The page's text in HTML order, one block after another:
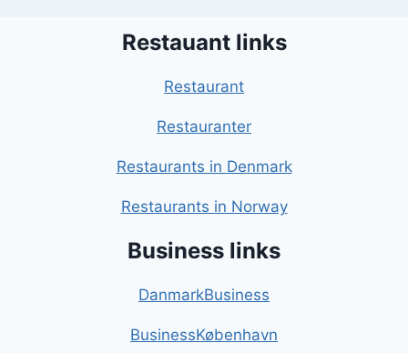
Restauant links
Restaurant
Restauranter
Restaurants in Denmark
Restaurants in Norway
Business links
DanmarkBusiness
BusinessKøbenhavn